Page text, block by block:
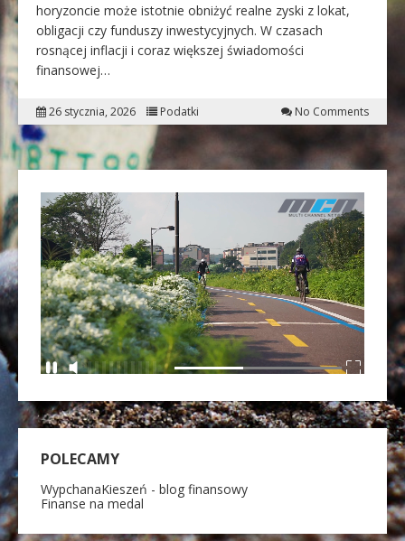
horyzoncie może istotnie obniżyć realne zyski z lokat,
obligacji czy funduszy inwestycyjnych. W czasach
rosnącej inflacji i coraz większej świadomości
finansowej…
26 stycznia, 2026 Podatki No Comments
POLECAMY
WypchanaKieszeń - blog finansowy
Finanse na medal